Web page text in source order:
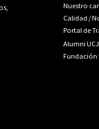
Nuestro
Calidad /
Portal de
Alumni
Fundación